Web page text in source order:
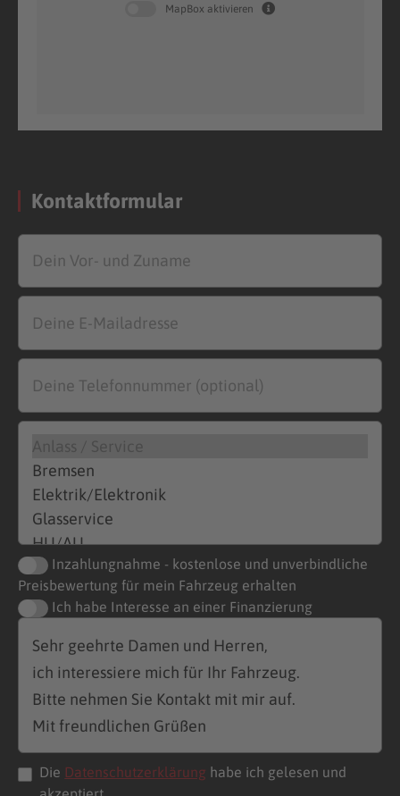
MapBox aktivieren
Kontaktformular
Inzahlungnahme - kostenlose und unverbindliche
Preisbewertung für mein Fahrzeug erhalten
Ich habe Interesse an einer Finanzierung
Die Datenschutzerklärung habe ich gelesen und